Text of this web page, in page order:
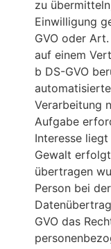
zu
Einwilligung
GVO oder
auf einem
b DS-GVO
Verarbeitung
Aufgabe
Interesse
Gewalt
übertragen
Person bei
GVO das